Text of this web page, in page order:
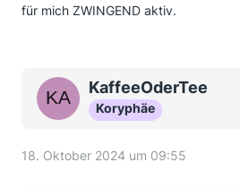
für mich ZWINGEND aktiv.
KaffeeOderTee
Koryphäe
18. Oktober 2024 um 09:55